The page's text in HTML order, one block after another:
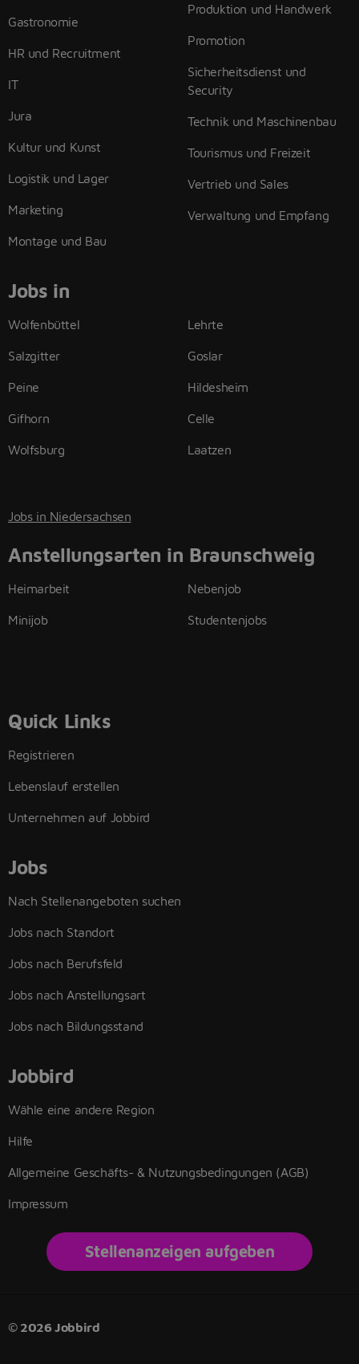
Gastronomie
HR und Recruitment
IT
Jura
Kultur und Kunst
Logistik und Lager
Marketing
Montage und Bau
Produktion und Handwerk
Promotion
Sicherheitsdienst und
Security
Technik und Maschinenbau
Tourismus und Freizeit
Vertrieb und Sales
Verwaltung und Empfang
Jobs in
Wolfenbüttel
Salzgitter
Peine
Gifhorn
Wolfsburg
Lehrte
Goslar
Hildesheim
Celle
Laatzen
Jobs in Niedersachsen
Anstellungsarten in Braunschweig
Heimarbeit
Minijob
Nebenjob
Studentenjobs
Quick Links
Registrieren
Lebenslauf erstellen
Unternehmen auf Jobbird
Jobs
Nach Stellenangeboten suchen
Jobs nach Standort
Jobs nach Berufsfeld
Jobs nach Anstellungsart
Jobs nach Bildungsstand
Jobbird
Wähle eine andere Region
Hilfe
Allgemeine Geschäfts- & Nutzungsbedingungen (AGB)
Impressum
Stellenanzeigen aufgeben
© 2026 Jobbird